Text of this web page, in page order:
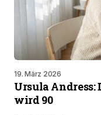
19. März 2026
Ursula Andress:
wird 90